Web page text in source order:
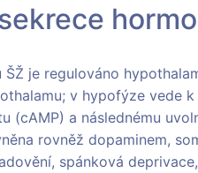
ŠŽ je regulováno
v hypofýze vede
(cAMP) a následnému
rovněž dopaminem,
spánková